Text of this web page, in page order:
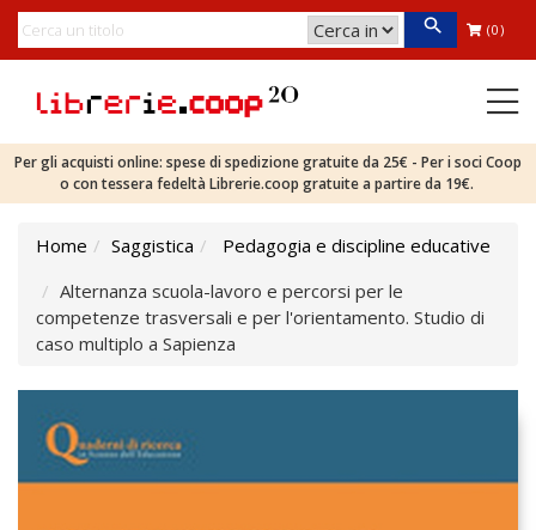
(0)
Per gli acquisti online: spese di spedizione gratuite da 25€ - Per i soci Coop
o con tessera fedeltà Librerie.coop gratuite a partire da 19€.
Home Saggistica
Pedagogia e discipline educative
Alternanza scuola-lavoro e percorsi per le
competenze trasversali e per l'orientamento. Studio di
caso multiplo a Sapienza